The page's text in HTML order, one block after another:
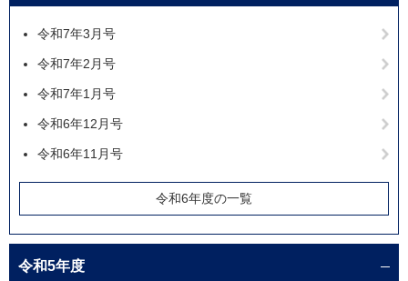
令和7年3月号
令和7年2月号
令和7年1月号
令和6年12月号
令和6年11月号
令和6年度の一覧
令和5年度